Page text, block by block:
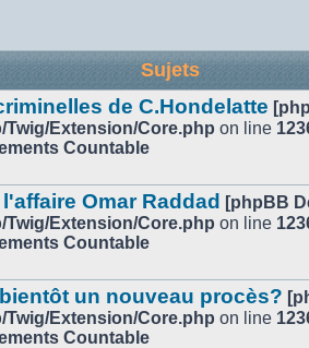
Sujets
de C.Hondelatte
Twig/Extension/Core.php on line
Countable
Omar Raddad [phpBB
Twig/Extension/Core.php on line
Countable
un nouveau procès?
Twig/Extension/Core.php on line
Countable